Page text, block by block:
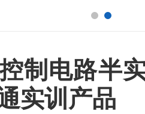
制电路半
实训产品